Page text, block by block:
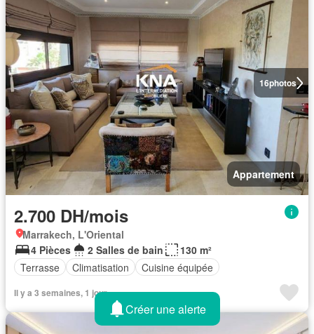
16photos
Appartement
2.700 DH/mois
Marrakech, L'Oriental
4 Pièces
2 Salles de bain
130 m²
Terrasse
Climatisation Cuisine équipée
Il y a 3 semaines, 1 jour
Créer une alerte